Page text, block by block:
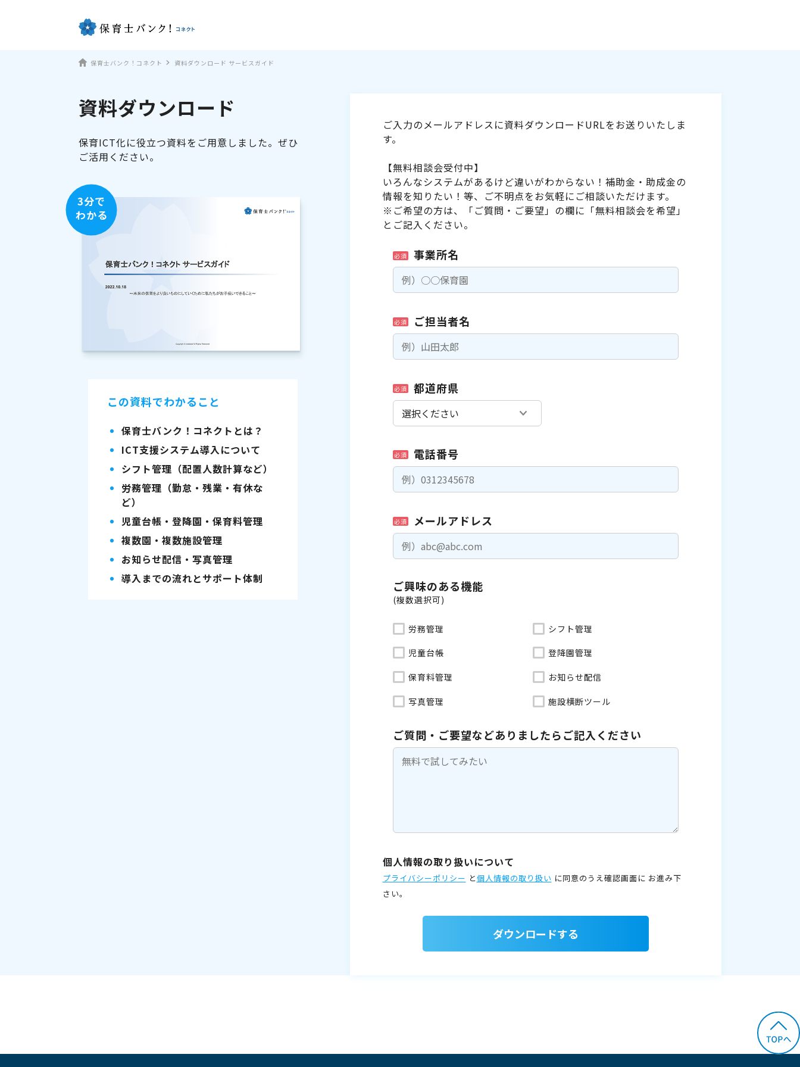
保育士バンク！コネクト 資料ダウンロード サービスガイド
資料ダウンロード
保育ICT化に役立つ資料をご用意しました。ぜひ
ご活用ください。
3分で
わかる
この資料でわかること
保育士バンク！コネクトとは？
ICT支援システム導入について
シフト管理（配置人数計算など）
労務管理（勤怠・残業・有休な
ど）
児童台帳・登降園・保育料管理
複数園・複数施設管理
お知らせ配信・写真管理
導入までの流れとサポート体制
ご入力のメールアドレスに資料ダウンロードURLをお送りいたしま
す。
【無料相談会受付中】
いろんなシステムがあるけど違いがわからない！補助金・助成金の
情報を知りたい！等、ご不明点をお気軽にご相談いただけます。
※ご希望の方は、「ご質問・ご要望」の欄に「無料相談会を希望」
とご記入ください。
必須 事業所名
必須 ご担当者名
必須 都道府県
必須 電話番号
必須 メールアドレス
ご興味のある機能
(複数選択可)
労務管理 シフト管理
児童台帳 登降園管理
保育料管理 お知らせ配信
写真管理 施設横断ツール
ご質問・ご要望などありましたらご記入ください
個人情報の取り扱いについて
プライバシーポリシー と個人情報の取り扱い に同意のうえ確認画面に お進み下
さい。
ダウンロードする